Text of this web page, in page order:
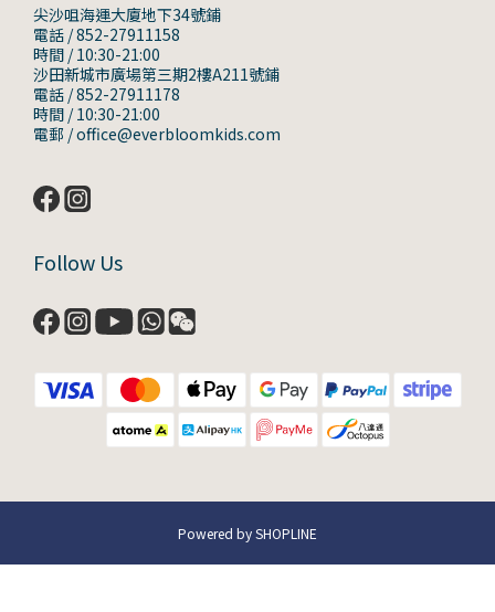
尖沙咀海運大廈地下34號鋪
電話 / 852-27911158
時間 / 10:30-21:00
沙田新城市廣場第三期2樓A211號鋪
電話 / 852-27911178
時間 / 10:30-21:00
電郵 / office@everbloomkids.com
Follow Us
Powered by SHOPLINE